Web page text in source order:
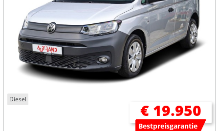
Diesel
€ 19.950
Bestpreisgarantie